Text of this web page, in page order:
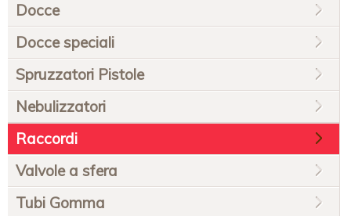
Docce
Docce speciali
Spruzzatori Pistole
Nebulizzatori
Raccordi
Valvole a sfera
Tubi Gomma